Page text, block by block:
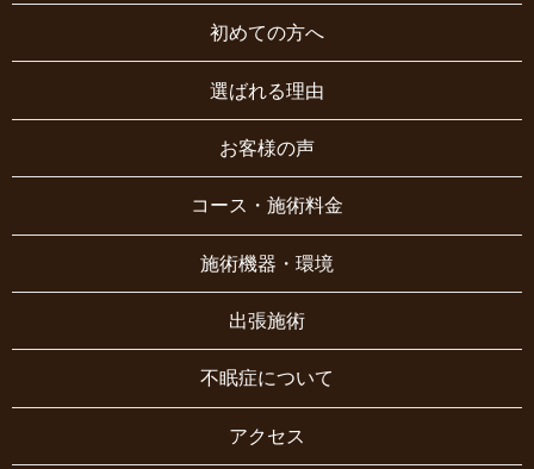
初めての方へ
選ばれる理由
お客様の声
コース・施術料金
施術機器・環境
出張施術
不眠症について
アクセス